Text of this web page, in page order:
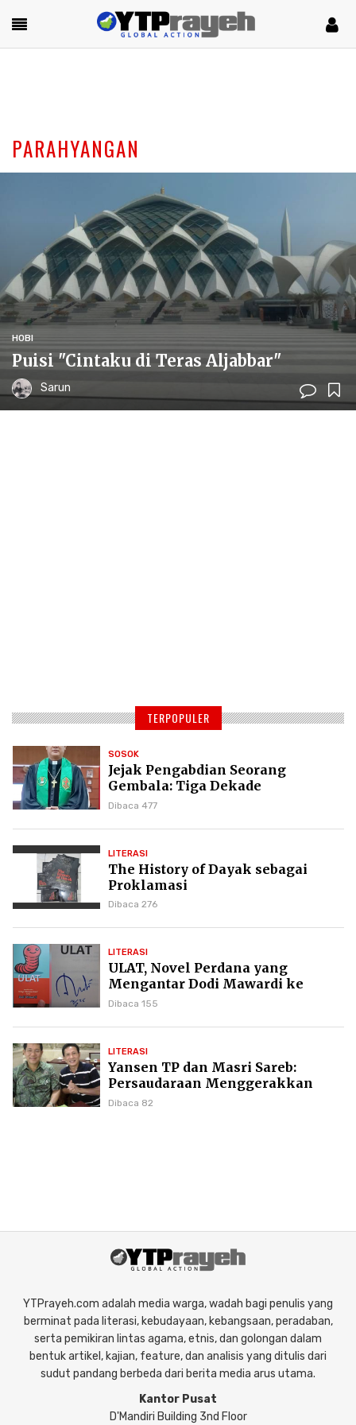
PARAHYANGAN
HOBI
Puisi "Cintaku di Teras Aljabbar"
Sarun
TERPOPULER
SOSOK
Jejak Pengabdian Seorang
Gembala: Tiga Dekade
Kepemimpinan Pdt. Dr. Yulius
Dibaca 477
LITERASI
The History of Dayak sebagai
Proklamasi
Dibaca 276
LITERASI
ULAT, Novel Perdana yang
Mengantar Dodi Mawardi ke
Puncak Karier Kepenulisan
Dibaca 155
LITERASI
Yansen TP dan Masri Sareb:
Persaudaraan Menggerakkan
Literasi Borneo
Dibaca 82
YTPrayeh.com adalah media warga, wadah bagi penulis yang
berminat pada literasi, kebudayaan, kebangsaan, peradaban,
serta pemikiran lintas agama, etnis, dan golongan dalam
bentuk artikel, kajian, feature, dan analisis yang ditulis dari
sudut pandang berbeda dari berita media arus utama.
Kantor Pusat
D'Mandiri Building 3nd Floor